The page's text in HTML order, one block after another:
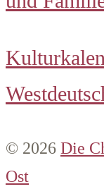
© 2026 Die
Ost